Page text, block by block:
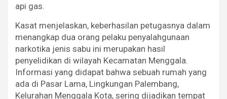
api gas.
Kasat menjelaskan, keberhasilan petugasnya dalam
menangkap dua orang pelaku penyalahgunaan
narkotika jenis sabu ini merupakan hasil
penyelidikan di wilayah Kecamatan Menggala.
Informasi yang didapat bahwa sebuah rumah yang
ada di Pasar Lama, Lingkungan Palembang,
Kelurahan Menggala Kota, sering dijadikan tempat